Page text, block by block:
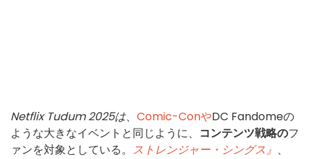
Netflix Tudum 2025は、 Comic-ConやDC Fandomeの
ような大きなイベントと同じように、 コンテンツ戦略のフ
ァンを対象としている。 ストレンジャー・シングス』 、